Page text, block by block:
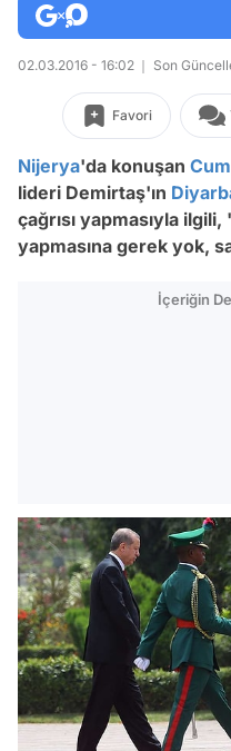
02.03.2016 - 16:02 Son
Favori
Nijerya'da konuşan
lideri Demirtaş'ın
çağrısı yapmasıyla
yapmasına gerek yok,
İçeriğin